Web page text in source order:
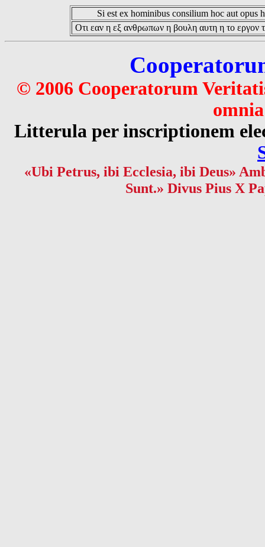
Si est ex hominibus consilium hoc aut opus
Οτι εαν η εξ ανθρωπων η βουλη αυτη η το εργον
© 2006 Cooperatorum
Litterula per inscriptionem
«Ubi Petrus, ibi Ecclesia, ibi Deus»
Sunt.» Divus Pius X